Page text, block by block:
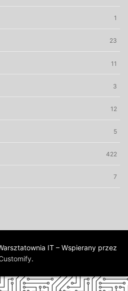
1
23
11
3
12
5
422
7
IT – Wspierany przez
.